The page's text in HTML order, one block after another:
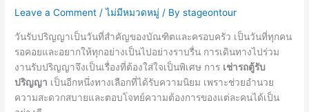
Leave a Comment /ไม่มีหมวดหมู่ / Bystageontour
วันรับปริญญาเป็นวันที่สำคัญของบัณฑิตและครอบครัว เป็นวันที่ทุกคน
รอคอยและอยากให้ทุกอย่างเป็นไปอย่างราบรื่น การเดินทางไปร่วม
งานรับปริญญาจึงเป็นเรื่องที่ต้องใส่ใจเป็นพิเศษ การ เช่ารถตู้รับ
ปริญญา เป็นอีกหนึ่งทางเลือกที่ได้รับความนิยม เพราะช่วยอำนวย
ความสะดวกสบายและตอบโจทย์ความต้องการของแต่ละคนได้เป็น